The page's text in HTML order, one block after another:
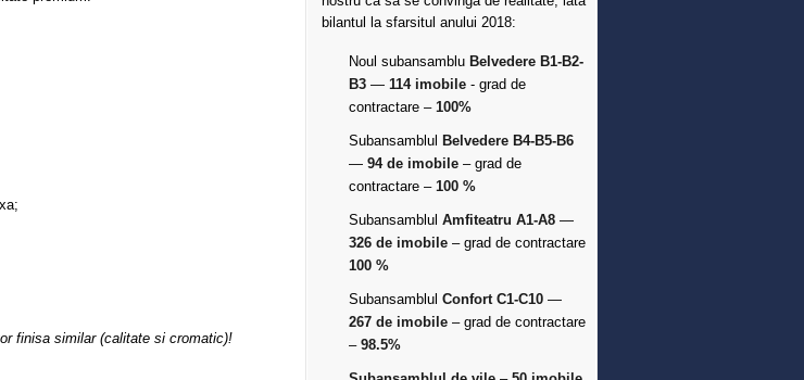
finisa similar (calitate si cromatic)!
bilantul la sfarsitul anului 2018:
Noul subansamblu Belvedere B1-B2-
B3 — 114 imobile - grad de
contractare – 100%
Subansamblul Belvedere B4-B5-B6
— 94 de imobile – grad de
contractare – 100 %
Subansamblul Amfiteatru A1-A8 —
326 de imobile – grad de contractare
100 %
Subansamblul Confort C1-C10 —
267 de imobile – grad de contractare
– 98.5%